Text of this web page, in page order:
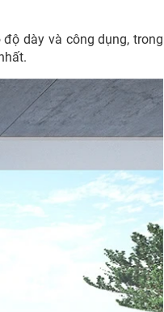
dày và công dụng, trong